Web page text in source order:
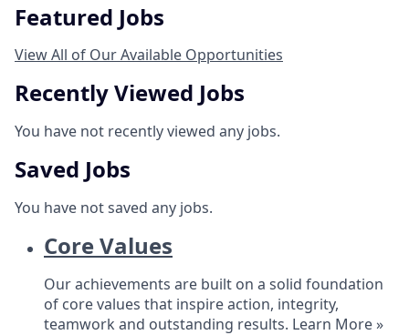
Featured Jobs
View All of Our Available Opportunities
Recently Viewed Jobs
You have not recently viewed any jobs.
Saved Jobs
You have not saved any jobs.
Core Values
Our achievements are built on a solid foundation
of core values that inspire action, integrity,
teamwork and outstanding results. Learn More »